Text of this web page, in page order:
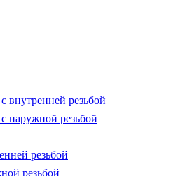
внутренней резьбой
наружной резьбой
резьбой
резьбой